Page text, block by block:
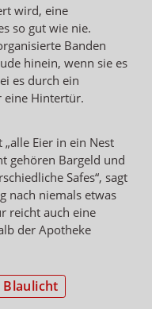
wird, eine
so gut wie nie.
Banden
hinein, wenn sie es
es durch ein
eine Hintertür.
Eier in ein Nest
gehören Bargeld und
Safes“, sagt
nach niemals etwas
reicht auch eine
der Apotheke
Blaulicht